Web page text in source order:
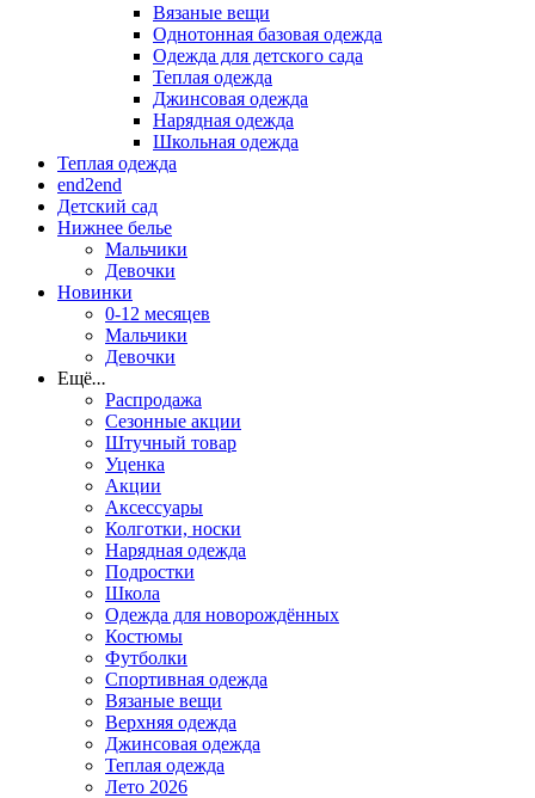
Вязаные вещи
Однотонная базовая одежда
Одежда для детского сада
Теплая одежда
Джинсовая одежда
Нарядная одежда
Школьная одежда
Теплая одежда
end2end
Детский сад
Нижнее белье
Мальчики
Девочки
Новинки
0-12 месяцев
Мальчики
Девочки
Ещё...
Распродажа
Сезонные акции
Штучный товар
Уценка
Акции
Аксессуары
Колготки, носки
Нарядная одежда
Подростки
Школа
Одежда для новорождённых
Костюмы
Футболки
Спортивная одежда
Вязаные вещи
Верхняя одежда
Джинсовая одежда
Теплая одежда
Лето 2026